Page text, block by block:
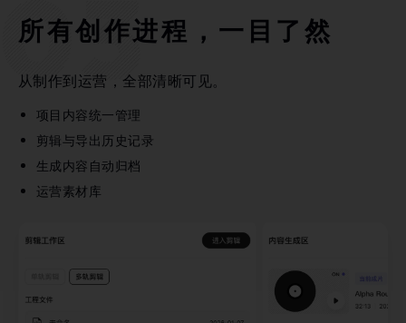
所有创作进程，一目了然
从制作到运营，全部清晰可见。
项目内容统一管理
剪辑与导出历史记录
生成内容自动归档
运营素材库